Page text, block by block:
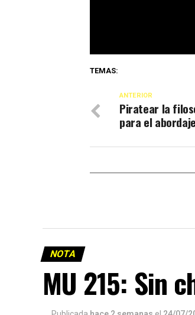
TEMAS:
ANTERIOR
Piratear la
para el abordaje
NOTA
MU 215: Sin